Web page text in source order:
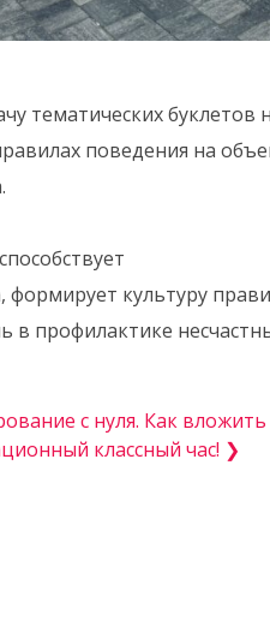
тематических
поведения на
культуру
профилактике
с нуля. Как
классный час! ❯